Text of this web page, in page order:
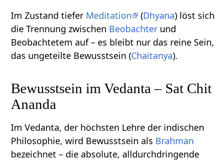
Im Zustand tiefer Meditation (Dhyana) löst sich
die Trennung zwischen Beobachter und
Beobachtetem auf – es bleibt nur das reine Sein,
das ungeteilte Bewusstsein (Chaitanya).
Bewusstsein im Vedanta – Sat Chit
Ananda
Im Vedanta, der höchsten Lehre der indischen
Philosophie, wird Bewusstsein als Brahman
bezeichnet – die absolute, alldurchdringende